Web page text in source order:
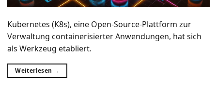
Kubernetes (K8s), eine Open-Source-Plattform zur
Verwaltung containerisierter Anwendungen, hat sich
als Werkzeug etabliert.
Weiterlesen →